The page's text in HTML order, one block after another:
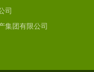
司
集团有限公司